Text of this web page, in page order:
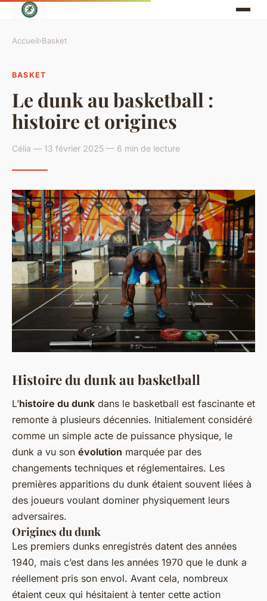
Accueil›Basket
BASKET
Le dunk au basketball :
histoire et origines
Célia — 13 février 2025 — 6 min de lecture
Histoire du dunk au basketball
L’histoire du dunk dans le basketball est fascinante et
remonte à plusieurs décennies. Initialement considéré
comme un simple acte de puissance physique, le
dunk a vu son évolution marquée par des
changements techniques et réglementaires. Les
premières apparitions du dunk étaient souvent liées à
des joueurs voulant dominer physiquement leurs
adversaires.
Origines du dunk
Les premiers dunks enregistrés datent des années
1940, mais c’est dans les années 1970 que le dunk a
réellement pris son envol. Avant cela, nombreux
étaient ceux qui hésitaient à tenter cette action